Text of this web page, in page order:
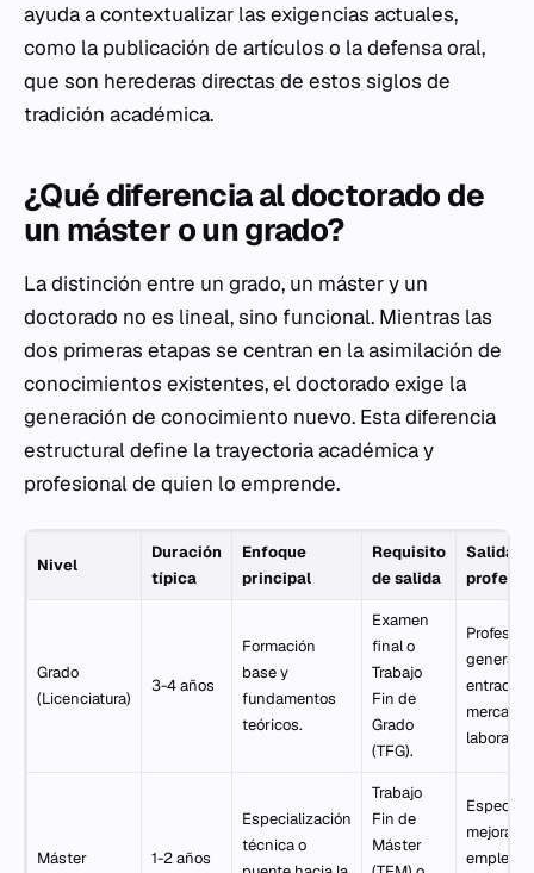
ayuda a contextualizar las exigencias actuales,
como la publicación de artículos o la defensa oral,
que son herederas directas de estos siglos de
tradición académica.
¿Qué diferencia al doctorado de
un máster o un grado?
La distinción entre un grado, un máster y un
doctorado no es lineal, sino funcional. Mientras las
dos primeras etapas se centran en la asimilación de
conocimientos existentes, el doctorado exige la
generación de conocimiento nuevo. Esta diferencia
estructural define la trayectoria académica y
profesional de quien lo emprende.
Nivel
Duración
típica
Enfoque
principal
Requisito
de salida
Salida
Grado
(Licenciatura)
3-4 años
Formación
base y
fundamentos
teóricos.
Examen
final o
Trabajo
Fin de
Grado
(TFG).
entrada al
mercado
laboral.
Máster 1-2 años
Especialización
técnica o
Trabajo
Fin de
Máster
mejora